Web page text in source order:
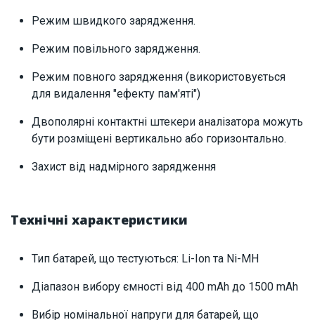
Режим швидкого зарядження.
Режим повільного зарядження.
Режим повного зарядження (використовується
для видалення "ефекту пам'яті")
Двополярні контактні штекери аналізатора можуть
бути розміщені вертикально або горизонтально.
Захист від надмірного зарядження
Технічні характеристики
Тип батарей, що тестуються: Li-Ion та Ni-MH
Діапазон вибору ємності від 400 mAh до 1500 mAh
Вибір номінальної напруги для батарей, що